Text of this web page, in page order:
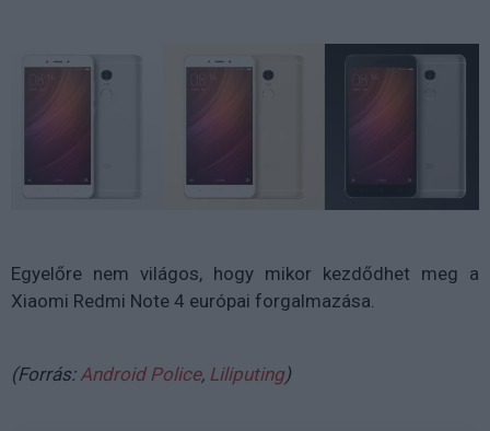
Egyelőre nem világos, hogy mikor kezdődhet meg a
Xiaomi Redmi Note 4 európai forgalmazása.
(Forrás: Android Police, Liliputing)